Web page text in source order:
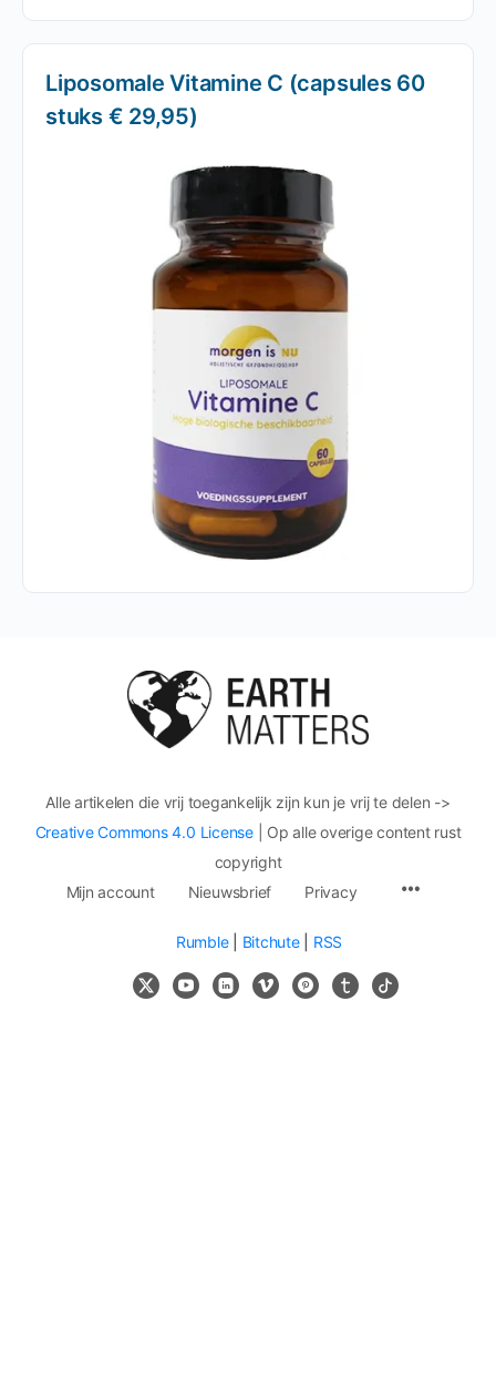
Liposomale Vitamine C (capsules 60
stuks € 29,95)
Alle artikelen die vrij toegankelijk zijn kun je vrij te delen ->
Creative Commons 4.0 License| Op alle overige content rust
copyright
Mijn account
Nieuwsbrief Privacy
Rumble| Bitchute| RSS